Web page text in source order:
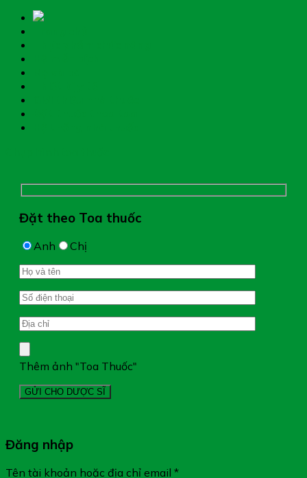
Đặt theo Toa thuốc
Anh Chị
Thêm ảnh "Toa Thuốc"
Đăng nhập
Tên tài khoản hoặc địa chỉ email *